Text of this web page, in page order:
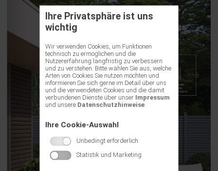
Ihre Privatsphäre ist uns
wichtig
Wir verwenden Cookies, um Funktionen
technisch zu ermöglichen und die
Nutzererfahrung langfristig zu verbessern
und zu verstehen. Bitte wählen Sie aus, welche
Arten von Cookies Sie nutzen möchten und
informieren Sie sich gerne im Detail über uns
und die verwendeten Cookies und die damit
verbundenen Dienste über unser Impressum
und unsere Datenschutzhinweise.
Ihre Cookie-Auswahl
Unbedingt erforderlich
Statistik und Marketing